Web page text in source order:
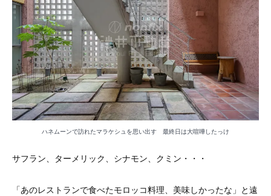
ハネムーンで訪れたマラケシュを思い出す 最終日は大喧嘩したっけ
サフラン、ターメリック、シナモン、クミン・・・
「あのレストランで食べたモロッコ料理、美味しかったな」と遠